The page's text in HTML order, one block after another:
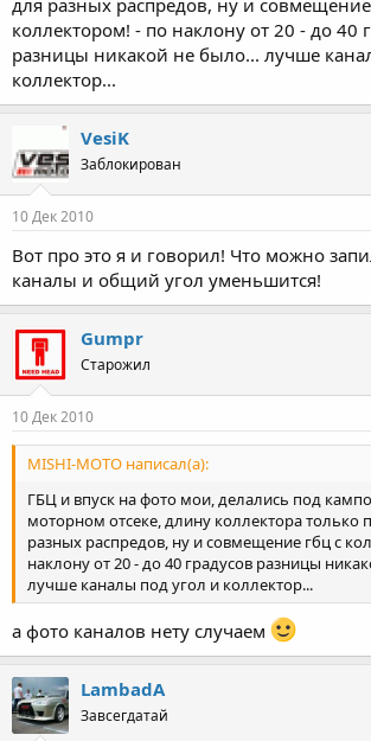
коллектором! - по наклону от 20 - до 40
разницы никакой не было... лучше
коллектор...
VesiK
Заблокирован
10 Дек 2010
Вот про это я и говорил! Что можно
каналы и общий угол уменьшится!
Gumpr
Старожил
10 Дек 2010
MISHI-MOTO написал(а):
ГБЦ и впуск на фото мои, делались под
моторном отсеке, длину коллектора только
разных распредов, ну и совмещение гбц с
наклону от 20 - до 40 градусов разницы
лучше каналы под угол и коллектор...
а фото каналов нету случаем
LambadA
Завсегдатай